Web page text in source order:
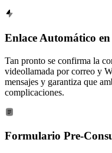
Enlace Automático
Tan pronto se confirma la
videollamada por correo y
mensajes y garantiza que
complicaciones.
Formulario Pre-